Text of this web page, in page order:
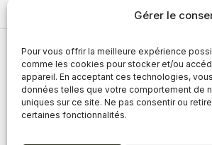
Gérer le
Pour vous offrir la meilleure expérience
comme les cookies pour stocker et/ou
appareil. En acceptant ces technologies,
données telles que votre comportement de
uniques sur ce site. Ne pas consentir ou
certaines fonctionnalités.